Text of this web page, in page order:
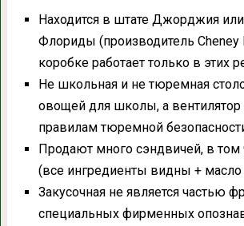
Находится в штате Джорджия
Флориды (производитель Cheney
коробке работает только в этих
Не школьная и не тюремная
овощей для школы, а вентилятор
правилам тюремной
Продают много сэндвичей, в том
(все ингредиенты видны + масло
Закусочная не является частью
специальных фирменных